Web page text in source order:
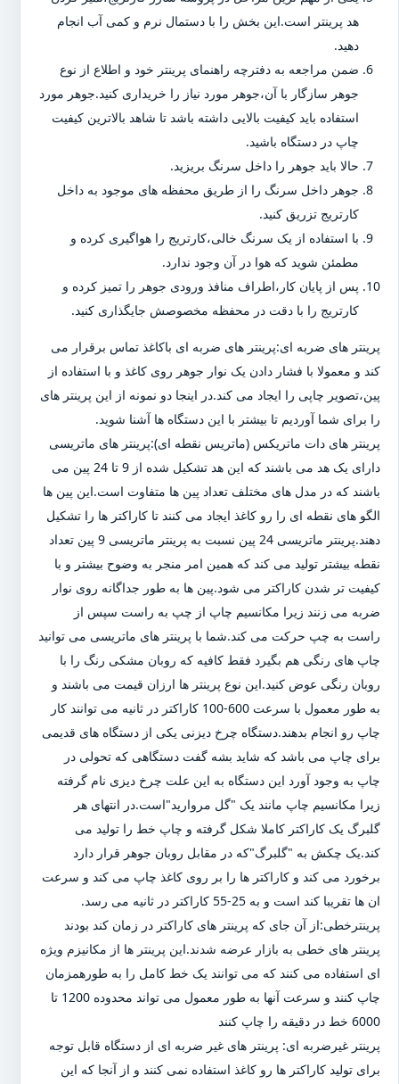
هد پرینتر است.این بخش را با دستمال نرم و کمی آب انجام
دهید.
ضمن مراجعه به دفترچه راهنمای پرینتر خود و اطلاع از نوع
جوهر سازگار با آن،جوهر مورد نیاز را خریداری کنید.جوهر مورد
استفاده باید کیفیت بالایی داشته باشد تا شاهد بالاترین کیفیت
چاپ در دستگاه باشید.
حالا باید جوهر را داخل سرنگ بریزید.
جوهر داخل سرنگ را از طریق محفظه های موجود به داخل
کارتریج تزریق کنید.
با استفاده از یک سرنگ خالی،کارتریج را هواگیری کرده و
مطمئن شوید که هوا در آن وجود ندارد.
پس از پایان کار،اطراف منافذ ورودی جوهر را تمیز کرده و
کارتریج را با دقت در محفظه مخصوصش جایگذاری کنید.
پرینتر های ضربه ای:پرینتر های ضربه ای باکاغذ تماس برقرار می
کند و معمولا با فشار دادن یک نوار جوهر روی کاغذ و با استفاده از
پین،تصویر چاپی را ایجاد می کند.در اینجا دو نمونه از این پرینتر های
را برای شما آوردیم تا بیشتر با این دستگاه ها آشنا شوید.
پرینتر های دات ماتریکس (ماتریس نقطه ای):پرینتر های ماتریسی
دارای یک هد می باشند که این هد تشکیل شده از 9 تا 24 پین می
باشند که در مدل های مختلف تعداد پین ها متفاوت است.این پین ها
الگو های نقطه ای را رو کاغذ ایجاد می کنند تا کاراکتر ها را تشکیل
دهند.پرینتر ماتریسی 24 پین نسبت به پرینتر ماتریسی 9 پین تعداد
نقطه بیشتر تولید می کند که همین امر منجر به وضوح بیشتر و با
کیفیت تر شدن کاراکتر می شود.پین ها به طور جداگانه روی نوار
ضربه می زنند زیرا مکانسیم چاپ از چپ به راست سپس از
راست به چپ حرکت می کند.شما با پرینتر های ماتریسی می توانید
چاپ های رنگی هم بگیرد فقط کافیه که روبان مشکی رنگ را با
روبان رنگی عوض کنید.این نوع پرینتر ها ارزان قیمت می باشند و
به طور معمول با سرعت 600-100 کاراکتر در ثانیه می توانند کار
چاپ رو انجام بدهند.دستگاه چرخ دیزنی یکی از دستگاه های قدیمی
برای چاپ می باشد که شاید بشه گفت دستگاهی که تحولی در
چاپ به وجود آورد این دستگاه به این علت چرخ دیزی نام گرفته
زیرا مکانسیم چاپ مانند یک "گل مروارید"است.در انتهای هر
گلبرگ یک کاراکتر کاملا شکل گرفته و چاپ خط را تولید می
کند.یک چکش به "گلبرگ"که در مقابل روبان جوهر قرار دارد
برخورد می کند و کاراکتر ها را بر روی کاغذ چاپ می کند و سرعت
ان ها تقریبا کند است و به 25-55 کاراکتر در ثانیه می رسد.
پرینترخطی:از آن جای که پرینتر های کاراکتر در زمان کند بودند
پرینتر های خطی به بازار عرضه شدند.این پرینتر ها از مکانیزم ویژه
ای استفاده می کنند که می توانند یک خط کامل را به طورهمزمان
چاپ کنند و سرعت آنها به طور معمول می تواند محدوده 1200 تا
6000 خط در دقیقه را چاپ کنند
پرینتر غیرضربه ای: پرینتر های غیر ضربه ای از دستگاه قابل توجه
برای تولید کاراکتر ها رو کاغذ استفاده نمی کنند و از آنجا که این